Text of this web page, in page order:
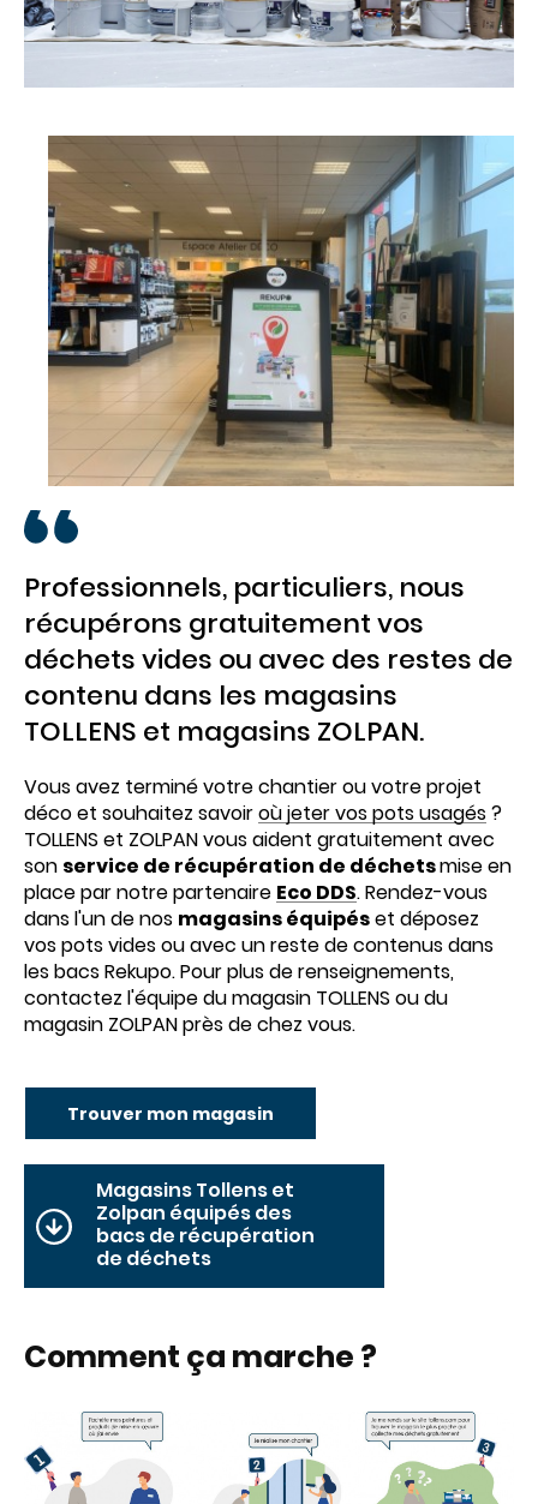
Professionnels, particuliers, nous
récupérons gratuitement vos
déchets vides ou avec des restes de
contenu dans les magasins
TOLLENS et magasins ZOLPAN.
Vous avez terminé votre chantier ou votre projet
déco et souhaitez savoiroù jeter vos pots usagés?
TOLLENS et ZOLPAN vous aident gratuitement avec
son service de récupération de déchetsmise en
place par notre partenaire Eco DDS. Rendez-vous
dans l'un de nos magasins équipéset déposez
vos pots vides ou avec un reste de contenus dans
les bacs Rekupo. Pour plus de renseignements,
contactez l'équipe du magasin TOLLENS ou du
magasin ZOLPAN près de chez vous.
Trouver mon magasin
Magasins Tollens et
Zolpan équipés des
bacs de récupération
de déchets
Comment ça marche ?